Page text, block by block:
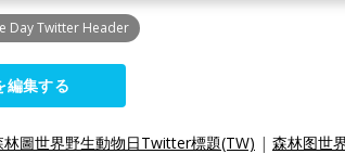
Day Twitter Header
編集する
林圖世界野生動物日Twitter標題(TW) | 森林图世